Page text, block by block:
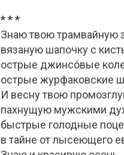
* * *
Знаю твою трамвайную
вязаную шапочку с
острые джинсо́вые
острые журфаковские
И весну твою
пахнущую мужскими
быстрые голодные
в тайне от лысеющего